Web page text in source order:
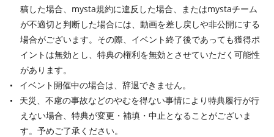
稿した場合、mysta規約に違反した場合、またはmystaチーム
が不適切と判断した場合には、動画を差し戻しや非公開にする
場合がございます。その際、イベント終了後であっても獲得ポ
イントは無効とし、特典の権利を無効とさせていただく可能性
があります。
イベント開催中の場合は、辞退できません。
天災、不慮の事故などのやむを得ない事情により特典履行が行
えない場合、特典が変更・補填・中止となることがございま
す。予めご了承ください。